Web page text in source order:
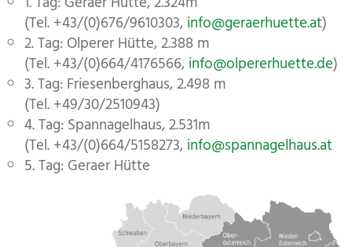
(Tel. +43/(0)676/9610303,info@geraerhuette.at)
2. Tag: Olperer Hütte, 2.388 m
(Tel. +43/(0)664/4176566,info@olpererhuette.de)
3. Tag: Friesenberghaus, 2.498 m
(Tel. +49/30/2510943)
4. Tag: Spannagelhaus, 2.531m
(Tel. +43/(0)664/5158273,info@spannagelhaus.at
5. Tag: Geraer Hütte
Zusatzinformationen